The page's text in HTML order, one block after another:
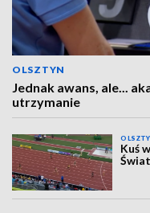
OLSZTYN
Jednak awans, ale...
utrzymanie
Kuś